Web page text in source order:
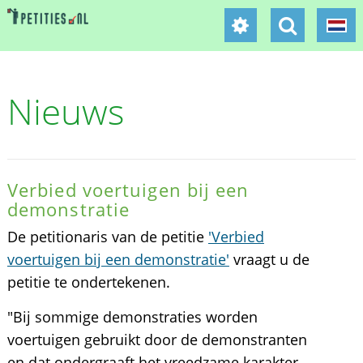
Nieuws
Verbied voertuigen bij een
demonstratie
De petitionaris van de petitie 'Verbied
voertuigen bij een demonstratie' vraagt u de
petitie te ondertekenen.
"Bij sommige demonstraties worden
voertuigen gebruikt door de demonstranten